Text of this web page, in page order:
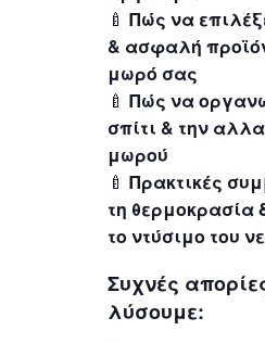
🍼 Πώς να
& ασφαλή
μωρό σας
🍼 Πώς να
σπίτι & την
μωρού
🍼 Πρακτικές
τη θερμοκρασία
το ντύσιμο του
Συχνές
λύσουμε: